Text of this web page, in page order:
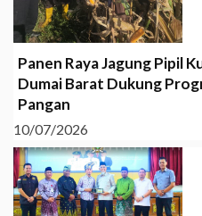
Panen Raya Jagung Pipil
Dumai Barat Dukung
Pangan
10/07/2026